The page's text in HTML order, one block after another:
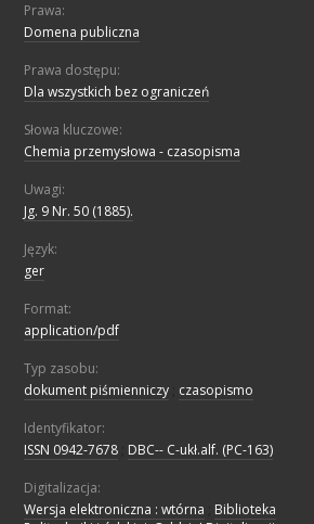
Prawa:
Domena publiczna
Prawa dostępu:
Dla wszystkich bez ograniczeń
Słowa kluczowe:
Chemia przemysłowa - czasopisma
Uwagi:
Jg. 9 Nr. 50 (1885).
Język:
ger
Format:
application/pdf
Typ zasobu:
dokument piśmienniczy czasopismo
Identyfikator:
ISSN 0942-7678 DBC-- C-ukł.alf. (PC-163)
Digitalizacja:
Wersja elektroniczna : wtórna
Biblioteka